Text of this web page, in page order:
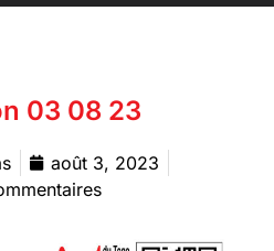
03 08 23
août 3, 2023